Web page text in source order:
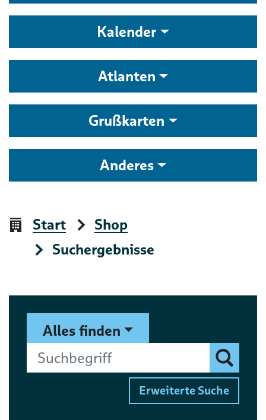
Kalender
Atlanten
Grußkarten
Anderes
Start
Shop
Suchergebnisse
Suchformular
Alles finden
Suchbegriff
Finden
Erweiterte Suche